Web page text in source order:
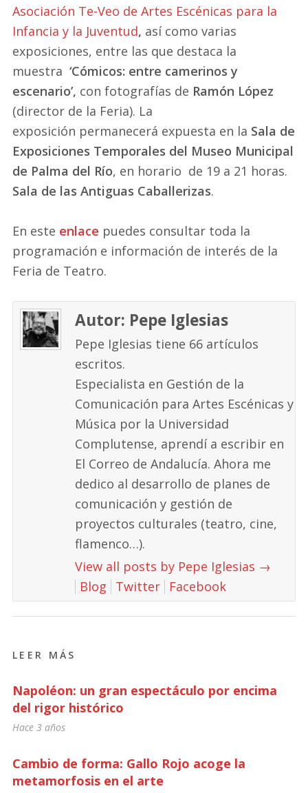
Asociación Te-Veo de Artes Escénicas para la
Infancia y la Juventud, así como varias
exposiciones, entre las que destaca la
muestra ‘Cómicos: entre camerinos y
escenario’, con fotografías de Ramón López
(director de la Feria). La
exposición permanecerá expuesta en la Sala de
Exposiciones Temporales del Museo Municipal
de Palma del Río, en horario de 19 a 21 horas.
Sala de las Antiguas Caballerizas.
En este enlace puedes consultar toda la
programación e información de interés de la
Feria de Teatro.
Autor: Pepe Iglesias
Pepe Iglesias tiene 66 artículos
escritos.
Especialista en Gestión de la
Comunicación para Artes Escénicas y
Música por la Universidad
Complutense, aprendí a escribir en
El Correo de Andalucía. Ahora me
dedico al desarrollo de planes de
comunicación y gestión de
proyectos culturales (teatro, cine,
flamenco…).
View all posts by Pepe Iglesias →
Blog
Twitter Facebook
LEER MÁS
Napoléon: un gran espectáculo por encima
del rigor histórico
Hace 3 años
Cambio de forma: Gallo Rojo acoge la
metamorfosis en el arte